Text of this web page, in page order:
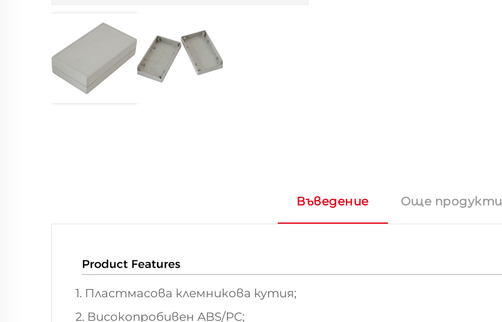
Въведение Още продукти
1. Пластмасова клемникова кутия;
2. Високопробивен ABS/PC;